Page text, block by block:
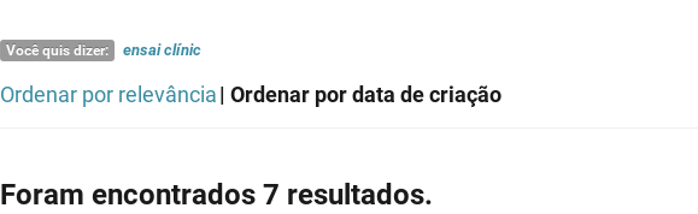
Você quis dizer: ensaiclínic
Ordenar por relevância| Ordenar por data de criação
Foram encontrados 7 resultados.